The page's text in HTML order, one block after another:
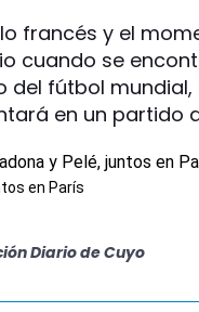
francés y el
cuando se
del fútbol mundial,
en un partido
en París
Diario de Cuyo